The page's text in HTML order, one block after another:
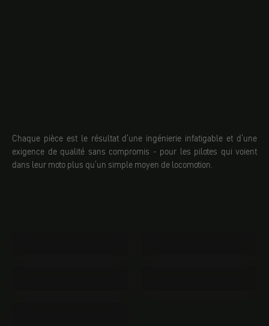
Chaque pièce est le résultat d'une ingénierie infatigable et d'une
exigence de qualité sans compromis - pour les pilotes qui voient
dans leur moto plus qu'un simple moyen de locomotion.